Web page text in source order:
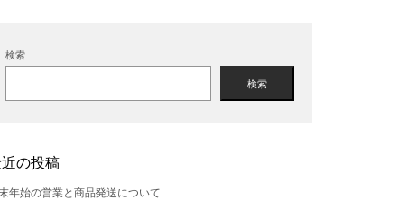
検索
検索
の投稿
年始の営業と商品発送について